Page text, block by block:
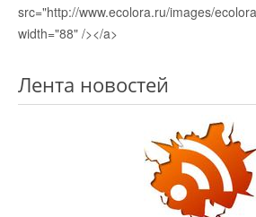
src="http://www.ecolora.ru/images/
width="88" /></a>
Лента новостей